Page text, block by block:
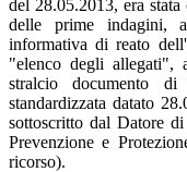
del 28.05.2013, era
delle prime indagini,
informativa di reato
"elenco degli
stralcio documento
standardizzata datato
sottoscritto dal Datore
Prevenzione e
ricorso).